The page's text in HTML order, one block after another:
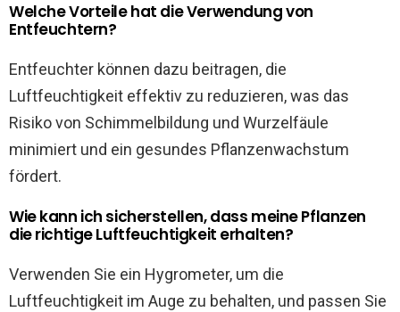
Welche Vorteile hat die Verwendung von
Entfeuchtern?
Entfeuchter können dazu beitragen, die
Luftfeuchtigkeit effektiv zu reduzieren, was das
Risiko von Schimmelbildung und Wurzelfäule
minimiert und ein gesundes Pflanzenwachstum
fördert.
Wie kann ich sicherstellen, dass meine Pflanzen
die richtige Luftfeuchtigkeit erhalten?
Verwenden Sie ein Hygrometer, um die
Luftfeuchtigkeit im Auge zu behalten, und passen Sie